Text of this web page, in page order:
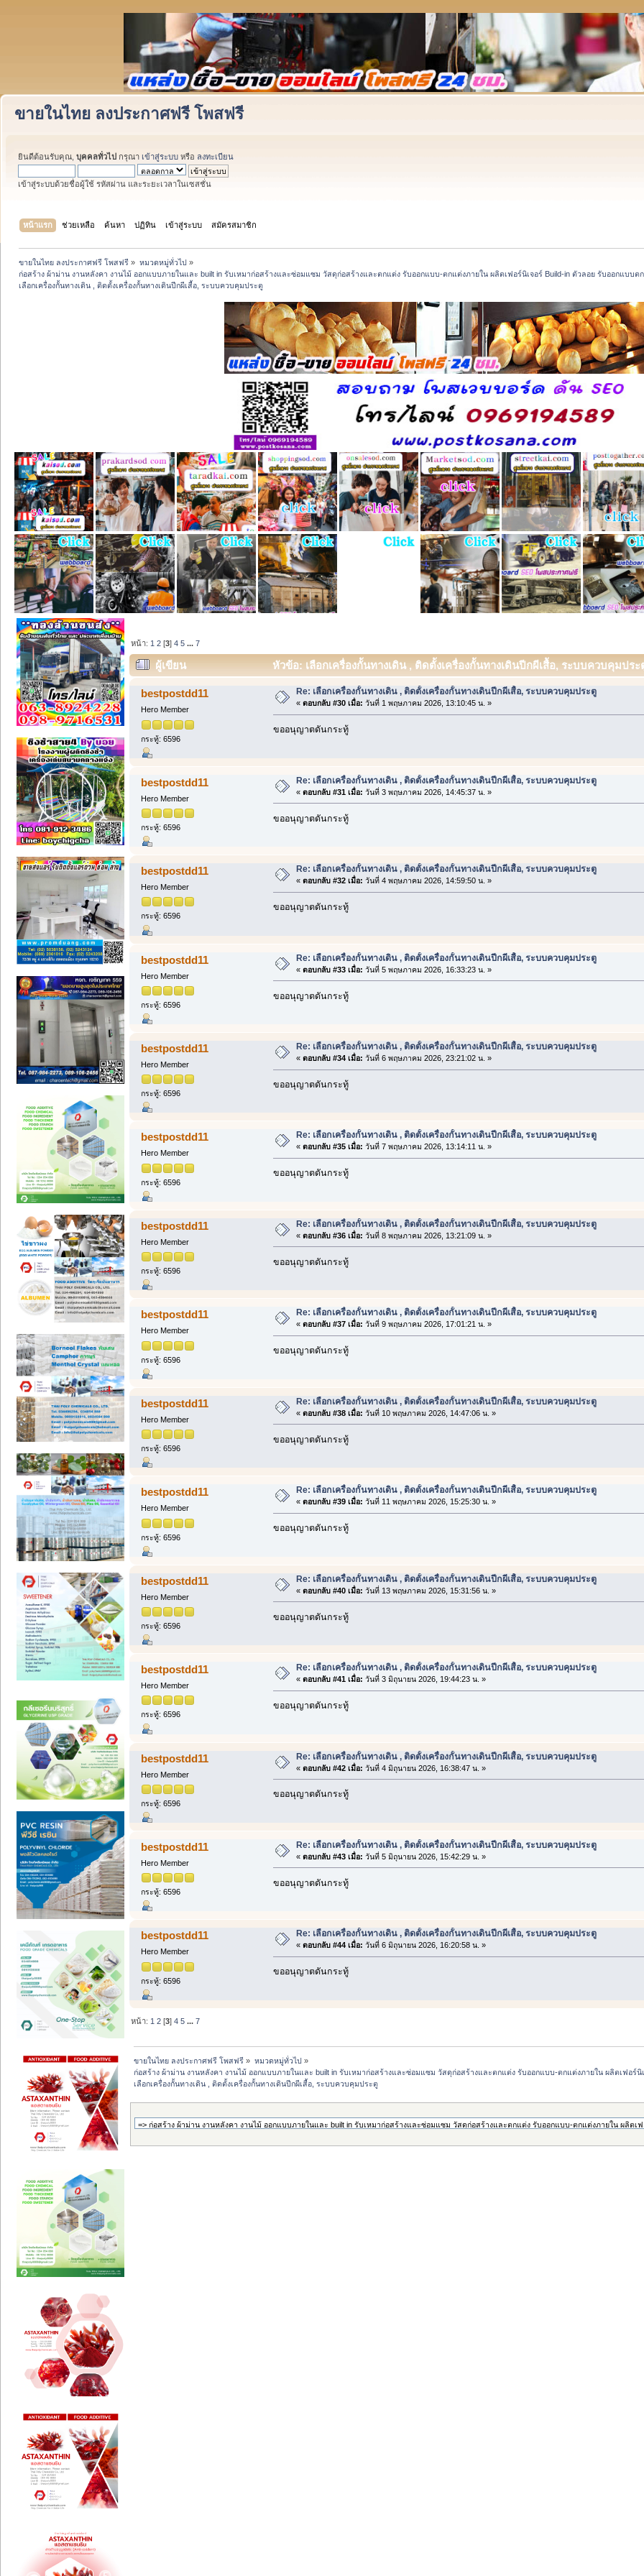
ขายในไทย ลงประกาศฟรี โพสฟรี
ยินดีต้อนรับคุณ, บุคคลทั่วไป กรุณา เข้าสู่ระบบ หรือ ลงทะเบียน
เข้าสู่ระบบด้วยชื่อผู้ใช้ รหัสผ่าน และระยะเวลาในเซสชั่น
หน้าแรก ช่วยเหลือ ค้นหา ปฏิทิน เข้าสู่ระบบ สมัครสมาชิก
ขายในไทย ลงประกาศฟรี โพสฟรี » หมวดหมู่ทั่วไป»
ก่อสร้าง ผ้าม่าน งานหลังคา งานไม้ ออกแบบภายในและ built in รับเหมาก่อสร้างและซ่อมแซม วัสดุก่อสร้างและตกแต่ง รับออกแบบ-ตกแต่งภายใน ผลิตเฟอร์นิเจอร์ Build-in ตัวลอย รับออกแบบต
เลือกเครื่องกั้นทางเดิน , ติดตั้งเครื่องกั้นทางเดินปีกผีเสื้อ, ระบบควบคุมประตู
หน้า: 1 2 [3]4 5 ...7
ผู้เขียน หัวข้อ: เลือกเครื่องกั้นทางเดิน , ติดตั้งเครื่องกั้นทางเดินปีกผีเสื้อ, ระบบควบคุมปร
bestpostdd11
Hero Member
กระทู้: 6596
Re: เลือกเครื่องกั้นทางเดิน , ติดตั้งเครื่องกั้นทางเดินปีกผีเสื้อ, ระบบควบคุมประตู
« ตอบกลับ #30 เมื่อ: วันที่ 1 พฤษภาคม 2026, 13:10:45 น. »
ขออนุญาตดันกระทู้
bestpostdd11
Hero Member
กระทู้: 6596
Re: เลือกเครื่องกั้นทางเดิน , ติดตั้งเครื่องกั้นทางเดินปีกผีเสื้อ, ระบบควบคุมประตู
« ตอบกลับ #31 เมื่อ: วันที่ 3 พฤษภาคม 2026, 14:45:37 น. »
ขออนุญาตดันกระทู้
bestpostdd11
Hero Member
กระทู้: 6596
Re: เลือกเครื่องกั้นทางเดิน , ติดตั้งเครื่องกั้นทางเดินปีกผีเสื้อ, ระบบควบคุมประตู
« ตอบกลับ #32 เมื่อ: วันที่ 4 พฤษภาคม 2026, 14:59:50 น. »
ขออนุญาตดันกระทู้
bestpostdd11
Hero Member
กระทู้: 6596
Re: เลือกเครื่องกั้นทางเดิน , ติดตั้งเครื่องกั้นทางเดินปีกผีเสื้อ, ระบบควบคุมประตู
« ตอบกลับ #33 เมื่อ: วันที่ 5 พฤษภาคม 2026, 16:33:23 น. »
ขออนุญาตดันกระทู้
bestpostdd11
Hero Member
กระทู้: 6596
Re: เลือกเครื่องกั้นทางเดิน , ติดตั้งเครื่องกั้นทางเดินปีกผีเสื้อ, ระบบควบคุมประตู
« ตอบกลับ #34 เมื่อ: วันที่ 6 พฤษภาคม 2026, 23:21:02 น. »
ขออนุญาตดันกระทู้
bestpostdd11
Hero Member
กระทู้: 6596
Re: เลือกเครื่องกั้นทางเดิน , ติดตั้งเครื่องกั้นทางเดินปีกผีเสื้อ, ระบบควบคุมประตู
« ตอบกลับ #35 เมื่อ: วันที่ 7 พฤษภาคม 2026, 13:14:11 น. »
ขออนุญาตดันกระทู้
bestpostdd11
Hero Member
กระทู้: 6596
Re: เลือกเครื่องกั้นทางเดิน , ติดตั้งเครื่องกั้นทางเดินปีกผีเสื้อ, ระบบควบคุมประตู
« ตอบกลับ #36 เมื่อ: วันที่ 8 พฤษภาคม 2026, 13:21:09 น. »
ขออนุญาตดันกระทู้
bestpostdd11
Hero Member
กระทู้: 6596
Re: เลือกเครื่องกั้นทางเดิน , ติดตั้งเครื่องกั้นทางเดินปีกผีเสื้อ, ระบบควบคุมประตู
« ตอบกลับ #37 เมื่อ: วันที่ 9 พฤษภาคม 2026, 17:01:21 น. »
ขออนุญาตดันกระทู้
bestpostdd11
Hero Member
กระทู้: 6596
Re: เลือกเครื่องกั้นทางเดิน , ติดตั้งเครื่องกั้นทางเดินปีกผีเสื้อ, ระบบควบคุมประตู
« ตอบกลับ #38 เมื่อ: วันที่ 10 พฤษภาคม 2026, 14:47:06 น. »
ขออนุญาตดันกระทู้
bestpostdd11
Hero Member
กระทู้: 6596
Re: เลือกเครื่องกั้นทางเดิน , ติดตั้งเครื่องกั้นทางเดินปีกผีเสื้อ, ระบบควบคุมประตู
« ตอบกลับ #39 เมื่อ: วันที่ 11 พฤษภาคม 2026, 15:25:30 น. »
ขออนุญาตดันกระทู้
bestpostdd11
Hero Member
กระทู้: 6596
Re: เลือกเครื่องกั้นทางเดิน , ติดตั้งเครื่องกั้นทางเดินปีกผีเสื้อ, ระบบควบคุมประตู
« ตอบกลับ #40 เมื่อ: วันที่ 13 พฤษภาคม 2026, 15:31:56 น. »
ขออนุญาตดันกระทู้
bestpostdd11
Hero Member
กระทู้: 6596
Re: เลือกเครื่องกั้นทางเดิน , ติดตั้งเครื่องกั้นทางเดินปีกผีเสื้อ, ระบบควบคุมประตู
« ตอบกลับ #41 เมื่อ: วันที่ 3 มิถุนายน 2026, 19:44:23 น. »
ขออนุญาตดันกระทู้
bestpostdd11
Hero Member
กระทู้: 6596
Re: เลือกเครื่องกั้นทางเดิน , ติดตั้งเครื่องกั้นทางเดินปีกผีเสื้อ, ระบบควบคุมประตู
« ตอบกลับ #42 เมื่อ: วันที่ 4 มิถุนายน 2026, 16:38:47 น. »
ขออนุญาตดันกระทู้
bestpostdd11
Hero Member
กระทู้: 6596
Re: เลือกเครื่องกั้นทางเดิน , ติดตั้งเครื่องกั้นทางเดินปีกผีเสื้อ, ระบบควบคุมประตู
« ตอบกลับ #43 เมื่อ: วันที่ 5 มิถุนายน 2026, 15:42:29 น. »
ขออนุญาตดันกระทู้
bestpostdd11
Hero Member
กระทู้: 6596
Re: เลือกเครื่องกั้นทางเดิน , ติดตั้งเครื่องกั้นทางเดินปีกผีเสื้อ, ระบบควบคุมประตู
« ตอบกลับ #44 เมื่อ: วันที่ 6 มิถุนายน 2026, 16:20:58 น. »
ขออนุญาตดันกระทู้
หน้า: 1 2 [3]4 5 ...7
ขายในไทย ลงประกาศฟรี โพสฟรี » หมวดหมู่ทั่วไป»
ก่อสร้าง ผ้าม่าน งานหลังคา งานไม้ ออกแบบภายในและ built in รับเหมาก่อสร้างและซ่อมแซม วัสดุก่อสร้างและตกแต่ง รับออกแบบ-ตกแต่งภายใน ผลิตเฟอร์
เลือกเครื่องกั้นทางเดิน , ติดตั้งเครื่องกั้นทางเดินปีกผีเสื้อ, ระบบควบคุมประตู